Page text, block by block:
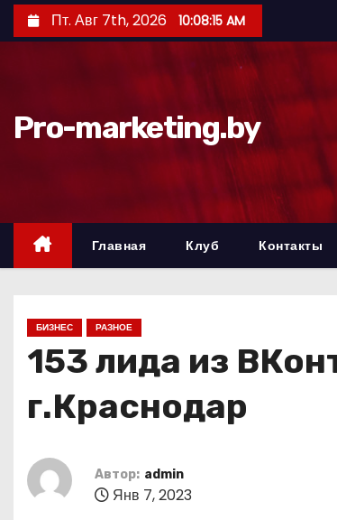
е
д
Пт. Авг 7th, 2026 10:08:16 AM
Pro-marketing.by
Главная Клуб Контакты
БИЗНЕС РАЗНОЕ
153 лида из
г.Краснодар
Автор: admin
Янв 7, 2023